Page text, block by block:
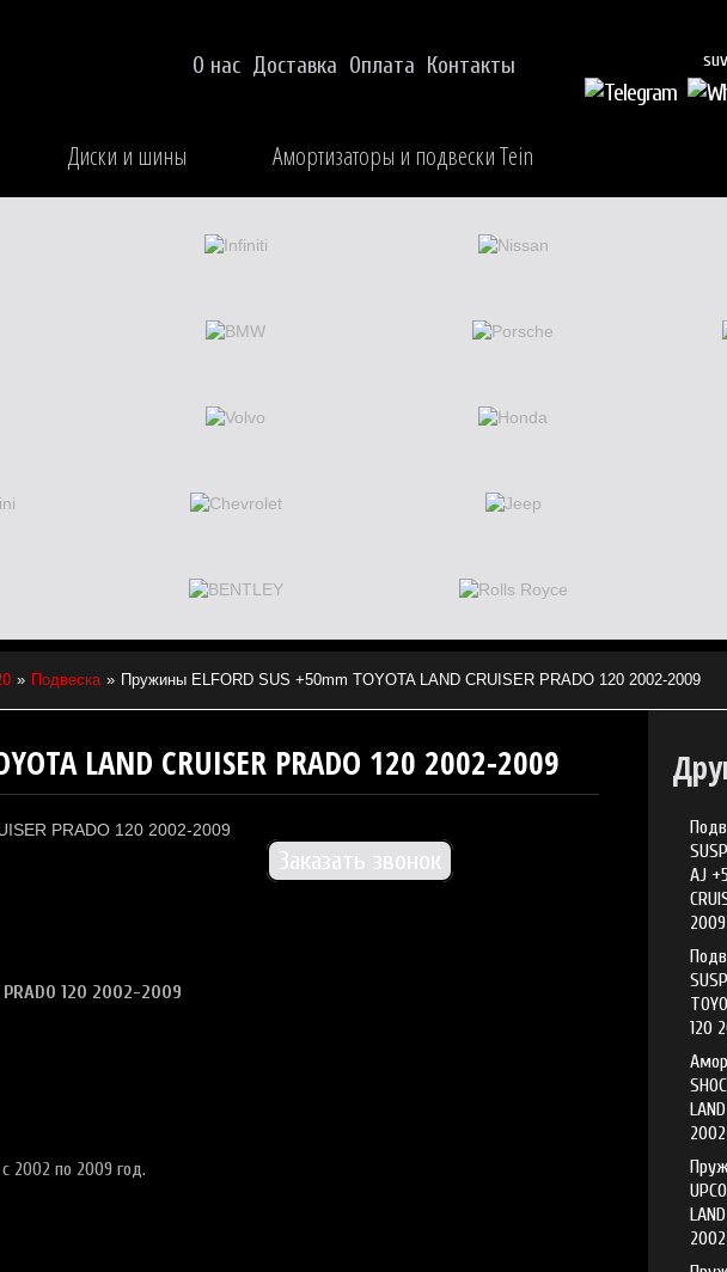
О нас Доставка Оплата Контакты
Диски и шины Амортизаторы и подвески Tein
Подвеска Пружины ELFORD SUS +50mm TOYOTA LAND CRUISER PRADO 120 2002-2009
LAND CRUISER PRADO 120 2002-2009
Заказать звонок
PRADO 120 2002-2009
2002 по 2009 год.
AJ
2009
120